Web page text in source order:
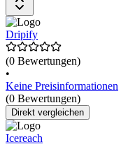
Dripify
(0 Bewertungen)
•
Keine Preisinformationen
(0 Bewertungen)
Direkt vergleichen
Icereach